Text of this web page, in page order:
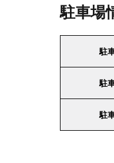
駐車場
駐
駐
駐